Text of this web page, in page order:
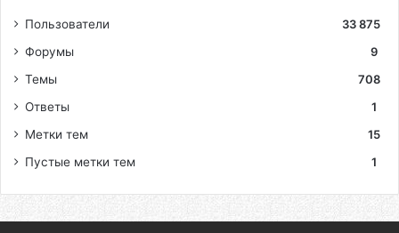
Пользователи
33 875
Форумы
9
Темы
708
Ответы
1
Метки тем
15
Пустые метки тем
1